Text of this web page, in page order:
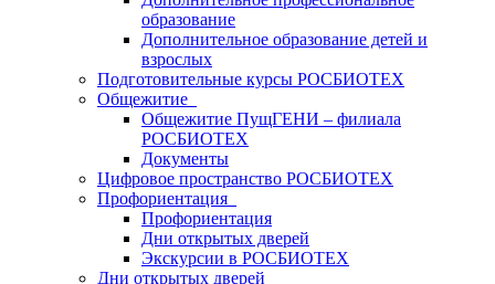
образование
Дополнительное образование детей и
взрослых
Подготовительные курсы РОСБИОТЕХ
Общежитие
Общежитие ПущГЕНИ – филиала
РОСБИОТЕХ
Документы
Цифровое пространство РОСБИОТЕХ
Профориентация
Профориентация
Дни открытых дверей
Экскурсии в РОСБИОТЕХ
Дни открытых дверей